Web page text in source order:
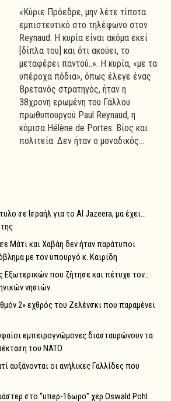
«Κύριε Πρόεδρε, μην λέτε τίποτα
εμπιστευτικό στο τηλέφωνο στον
Reynaud. Η κυρία είναι ακόμα εκεί
[δίπλα του] και ότι ακούει, το
μεταφέρει παντού..». Η κυρία, «με τα
υπέροχα πόδια», όπως έλεγε ένας
Βρετανός στρατηγός, ήταν η
38χρονη ερωμένη του Γάλλου
πρωθυπουργού Paul Reynaud, η
κόμισα Hélène de Portes. Βίος και
πολιτεία. Δεν ήταν ο μοναδικός...
σε Ισραήλ για το Al Jazeera, μα έχει…
Μάτι και Χαβάη δεν ήταν παράτυποι
με τον υπουργό κ. Καιρίδη
Εξωτερικών που ζήτησε και πέτυχε τον…
νησιών
2» εχθρός του Ζελένσκι που παραμένει
εμπειρογνώμονες διασταυρώνουν τα
του NATO
αυξάνονται οι ανήλικες Γαλλίδες που
στο “υπερ-16ωρο” χερ Oswald Pohl